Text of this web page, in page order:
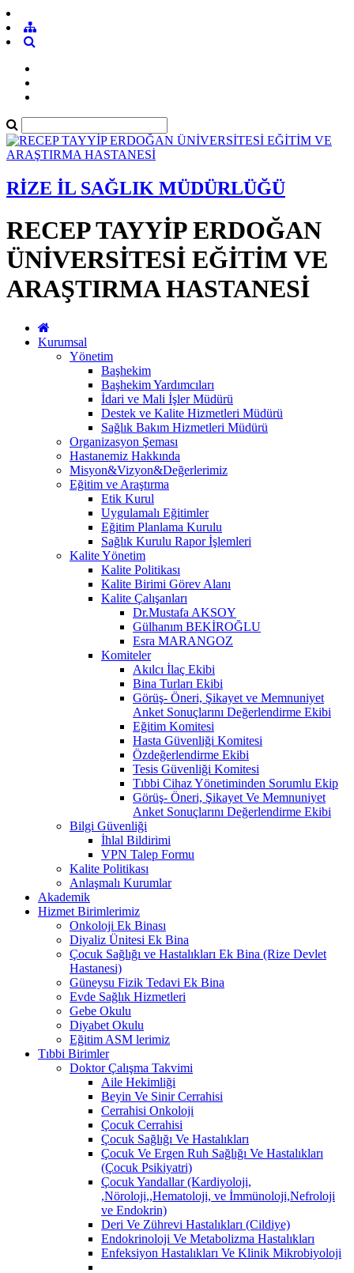
RİZE İL SAĞLIK MÜDÜRLÜĞÜ
RECEP TAYYİP ERDOĞAN
ÜNİVERSİTESİ EĞİTİM VE
ARAŞTIRMA HASTANESİ
Kurumsal
Yönetim
Başhekim
Başhekim Yardımcıları
İdari ve Mali İşler Müdürü
Destek ve Kalite Hizmetleri Müdürü
Sağlık Bakım Hizmetleri Müdürü
Organizasyon Şeması
Hastanemiz Hakkında
Misyon&Vizyon&Değerlerimiz
Eğitim ve Araştırma
Etik Kurul
Uygulamalı Eğitimler
Eğitim Planlama Kurulu
Sağlık Kurulu Rapor İşlemleri
Kalite Yönetim
Kalite Politikası
Kalite Birimi Görev Alanı
Kalite Çalışanları
Dr.Mustafa AKSOY
Gülhanım BEKİROĞLU
Esra MARANGOZ
Komiteler
Akılcı İlaç Ekibi
Bina Turları Ekibi
Görüş- Öneri, Şikayet ve Memnuniyet
Anket Sonuçlarını Değerlendirme Ekibi
Eğitim Komitesi
Hasta Güvenliği Komitesi
Özdeğerlendirme Ekibi
Tesis Güvenliği Komitesi
Tıbbi Cihaz Yönetiminden Sorumlu Ekip
Görüş- Öneri, Şikayet Ve Memnuniyet
Anket Sonuçlarını Değerlendirme Ekibi
Bilgi Güvenliği
İhlal Bildirimi
VPN Talep Formu
Kalite Politikası
Anlaşmalı Kurumlar
Akademik
Hizmet Birimlerimiz
Onkoloji Ek Binası
Diyaliz Ünitesi Ek Bina
Çocuk Sağlığı ve Hastalıkları Ek Bina (Rize Devlet
Hastanesi)
Güneysu Fizik Tedavi Ek Bina
Evde Sağlık Hizmetleri
Gebe Okulu
Diyabet Okulu
Eğitim ASM lerimiz
Tıbbi Birimler
Doktor Çalışma Takvimi
Aile Hekimliği
Beyin Ve Sinir Cerrahisi
Cerrahisi Onkoloji
Çocuk Cerrahisi
Çocuk Sağlığı Ve Hastalıkları
Çocuk Ve Ergen Ruh Sağlığı Ve Hastalıkları
(Çocuk Psikiyatri)
Çocuk Yandallar (Kardiyoloji,
,Nöroloji,,Hematoloji, ve İmmünoloji,Nefroloji
ve Endokrin)
Deri Ve Zührevi Hastalıkları (Cildiye)
Endokrinoloji Ve Metabolizma Hastalıkları
Enfeksiyon Hastalıkları Ve Klinik Mikrobiyoloji